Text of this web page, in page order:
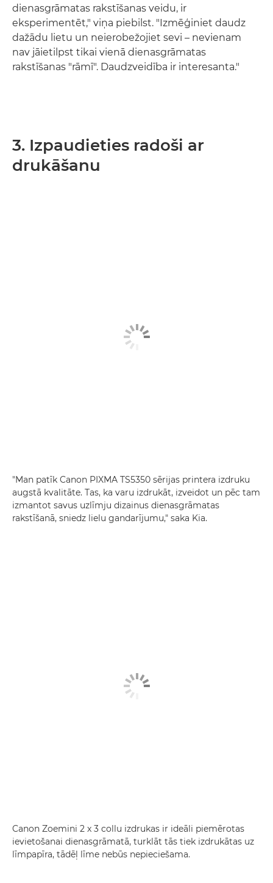
dienasgrāmatas rakstīšanas veidu, ir
eksperimentēt," viņa piebilst. "Izmēģiniet daudz
dažādu lietu un neierobežojiet sevi – nevienam
nav jāietilpst tikai vienā dienasgrāmatas
rakstīšanas "rāmī". Daudzveidība ir interesanta."
3. Izpaudieties radoši ar
drukāšanu
"Man patīk Canon PIXMA TS5350 sērijas printera izdruku
augstā kvalitāte. Tas, ka varu izdrukāt, izveidot un pēc tam
izmantot savus uzlīmju dizainus dienasgrāmatas
rakstīšanā, sniedz lielu gandarījumu," saka Kia.
Canon Zoemini 2 x 3 collu izdrukas ir ideāli piemērotas
ievietošanai dienasgrāmatā, turklāt tās tiek izdrukātas uz
līmpapīra, tādēļ līme nebūs nepieciešama.